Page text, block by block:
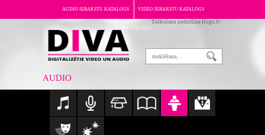
AUDIO IERAKSTU KATALOGS VIDEO IERAKSTU KATALOGS
PAR PORTĀLU
Tulkošanu nodrošina Hugo.lv
AUDIO